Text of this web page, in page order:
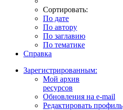
Сортировать:
По дате
По автору
По заглавию
По тематике
Справка
Зарегистрированным:
Мой архив
ресурсов
Обновления на e-mail
Редактировать профиль